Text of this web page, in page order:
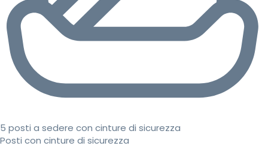
5 posti a sedere con cinture di sicurezza
Posti con cinture di sicurezza